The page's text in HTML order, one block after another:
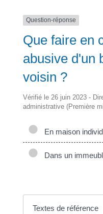
Question-réponse
Que faire en
abusive d'un
voisin ?
Vérifié le 26 juin 2023 -
administrative (Première
En maison
Dans un
Textes de référence